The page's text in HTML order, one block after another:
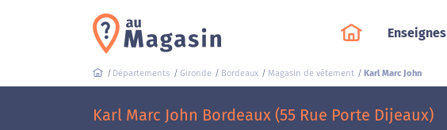
Enseignes
Départements Gironde Bordeaux Magasin de vêtement Karl Marc John
Karl Marc John Bordeaux (55 Rue Porte Dijeaux)